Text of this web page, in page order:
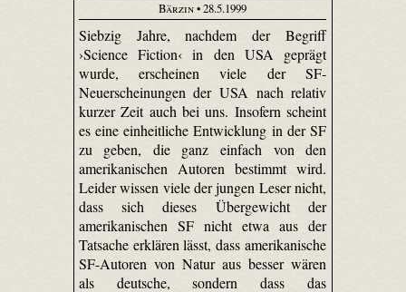
Bärzin• 28.5.1999
Siebzig Jahre, nachdem der Begriff
›Science Fiction‹ in den USA geprägt
wurde, erscheinen viele der SF-
Neuerscheinungen der USA nach relativ
kurzer Zeit auch bei uns. Insofern scheint
es eine einheitliche Entwicklung in der SF
zu geben, die ganz einfach von den
amerikanischen Autoren bestimmt wird.
Leider wissen viele der jungen Leser nicht,
dass sich dieses Übergewicht der
amerikanischen SF nicht etwa aus der
Tatsache erklären lässt, dass amerikanische
SF-Autoren von Natur aus besser wären
als deutsche, sondern dass das